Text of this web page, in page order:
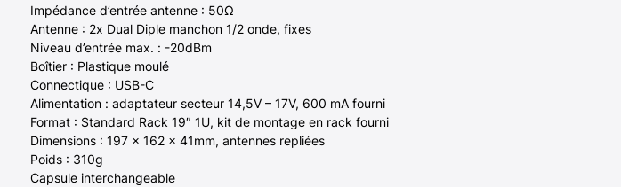
Impédance d’entrée antenne : 50Ω
Antenne : 2x Dual Diple manchon 1/2 onde, fixes
Niveau d’entrée max. : -20dBm
Boîtier : Plastique moulé
Connectique : USB-C
Alimentation : adaptateur secteur 14,5V – 17V, 600 mA fourni
Format : Standard Rack 19″ 1U, kit de montage en rack fourni
Dimensions : 197 x 162 x 41mm, antennes repliées
Poids : 310g
Capsule interchangeable